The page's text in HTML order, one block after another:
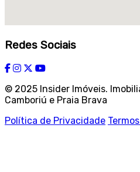
Redes Sociais
© 2025 Insider Imóveis.
Camboriú e Praia Brava
Política de Privacidade